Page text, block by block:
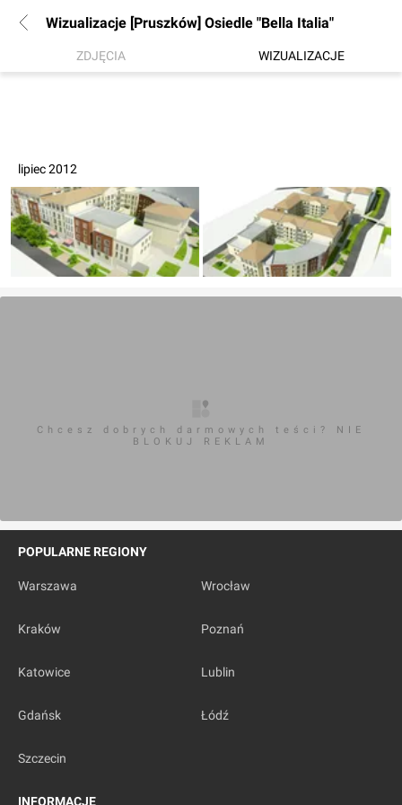
Wizualizacje [Pruszków] Osiedle "Bella Italia"
ZDJĘCIA WIZUALIZACJE
lipiec 2012
Chcesz dobrych darmowych teści? NIE
BLOKUJ REKLAM
POPULARNE REGIONY
Warszawa Wrocław
Kraków Poznań
Katowice Lublin
Gdańsk Łódź
Szczecin
INFORMACJE